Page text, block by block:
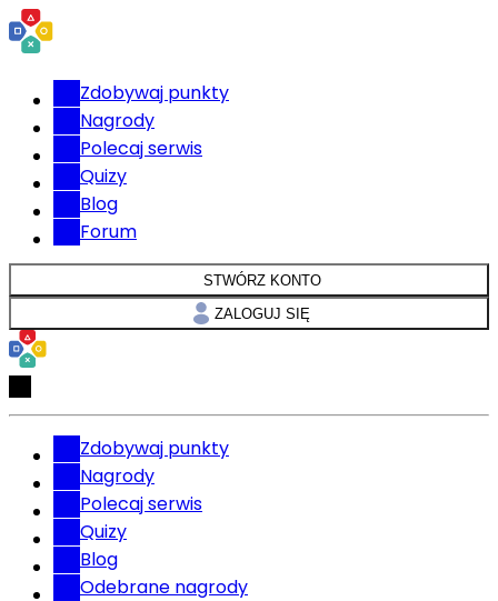
Zdobywaj punkty
Nagrody
Polecaj serwis
Quizy
Blog
Forum
STWÓRZ KONTO
ZALOGUJ SIĘ
Zdobywaj punkty
Nagrody
Polecaj serwis
Quizy
Blog
Odebrane nagrody